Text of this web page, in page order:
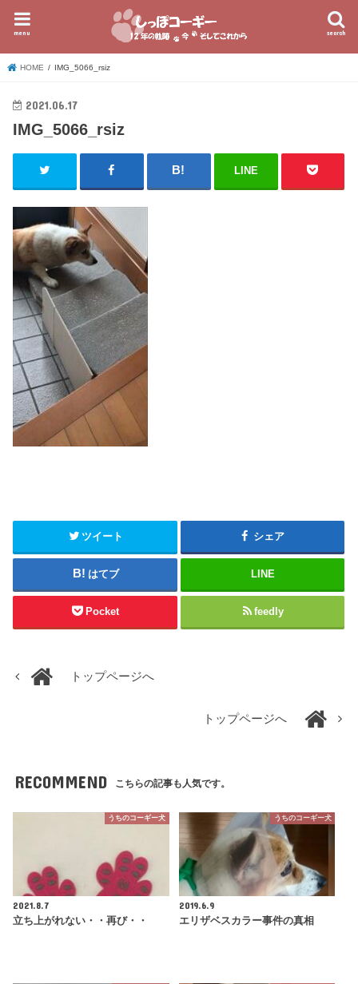
search
menu
HOME IMG_5066_rsiz
2021.06.17
IMG_5066_rsiz
LINE
ツイート シェア
はてブ LINE
Pocket feedly
トップページへ
トップページへ
RECOMMEND こちらの記事も人気です。
うちのコーギー犬
2021.8.7
立ち上がれない・・再び・・
うちのコーギー犬
2019.6.9
エリザベスカラー事件の真相